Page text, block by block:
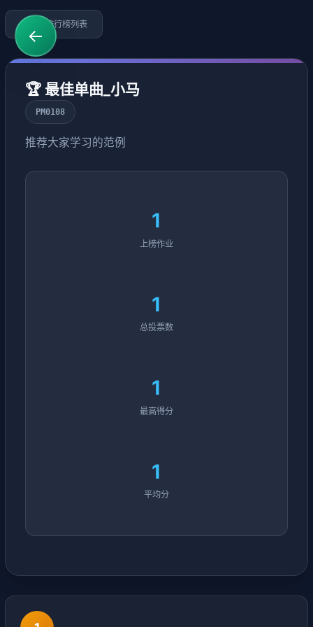
←
← 返回排行榜列表
🏆 最佳单曲_小马
PM0108
推荐大家学习的范例
1
上榜作业
1
总投票数
1
最高得分
1
平均分